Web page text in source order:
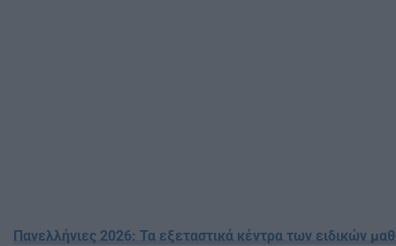
Πανελλήνιες 2026: Τα εξεταστικά κέντρα των ειδικών